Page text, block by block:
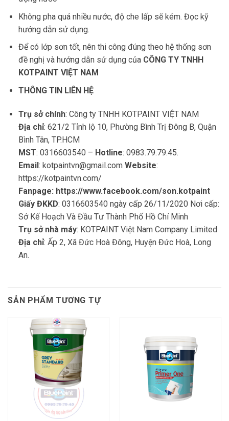
Không pha quá nhiều nước, độ che lấp sẽ kém. Đọc kỹ
hướng dẫn sử dụng.
Để có lớp sơn tốt, nên thi công đúng theo hệ thống sơn
đề nghị và hướng dẫn sử dụng của CÔNG TY TNHH
KOTPAINT VIỆT NAM
THÔNG TIN LIÊN HỆ
Trụ sở chính: Công ty TNHH KOTPAINT VIỆT NAM
Địa chỉ: 621/2 Tỉnh lộ 10, Phường Bình Trị Đông B, Quận
Bình Tân, TP.HCM
MST: 0316603540 – Hotline: 0983.79.79.45.
Email: kotpaintvn@gmail.com Website:
https://kotpaintvn.com/
Fanpage: https://www.facebook.com/son.kotpaint
Giấy ĐKKD: 0316603540 ngày cấp 26/11/2020 Nơi cấp:
Sở Kế Hoạch Và Đầu Tư Thành Phố Hồ Chí Minh
Trụ sở nhà máy: KOTPAINT Việt Nam Company Limited
Địa chỉ: Ấp 2, Xã Đức Hoà Đông, Huyện Đức Hoà, Long
An.
SẢN PHẨM TƯƠNG TỰ